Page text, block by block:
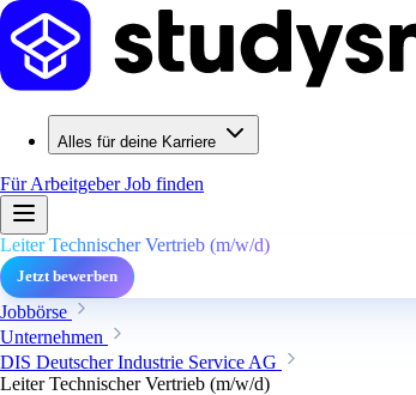
Alles für deine Karriere
Für ArbeitgeberJob finden
Leiter Technischer Vertrieb (m/w/d)
Jetzt bewerben
Jobbörse
Unternehmen
DIS Deutscher Industrie Service AG
Leiter Technischer Vertrieb (m/w/d)